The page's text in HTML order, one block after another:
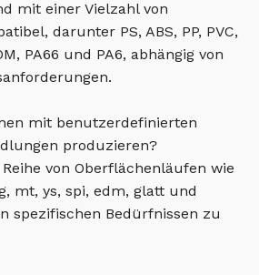
mit einer Vielzahl von
darunter PS, ABS, PP, PVC,
PA66 und PA6, abhängig von
mit benutzerdefinierten
produzieren?
von Oberflächenläufen wie
mt, ys, spi, edm, glatt und
spezifischen Bedürfnissen zu